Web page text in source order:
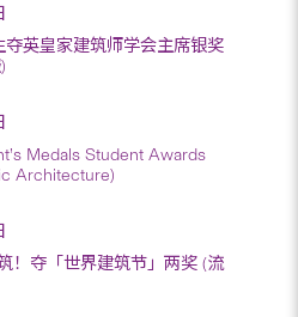
夺英皇家建筑师学会主席银奖
Medals Student Awards
Architecture)
！夺「世界建筑节」两奖 (流